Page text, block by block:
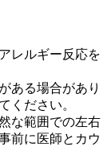
レルギー反応を
ある場合があり
ください。
な範囲での左右
前に医師とカウ